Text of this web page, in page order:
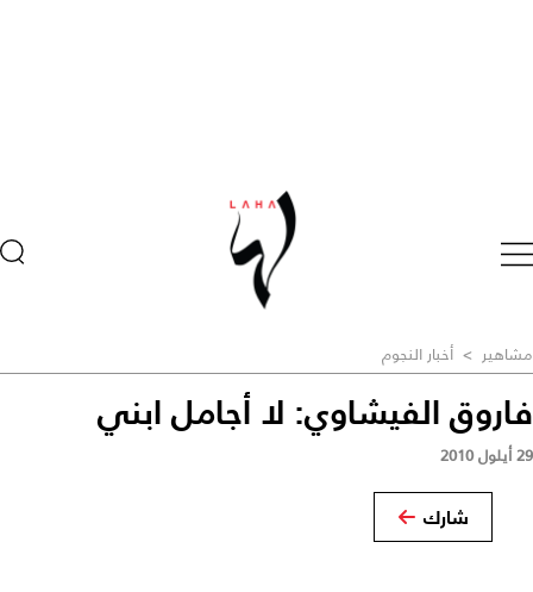
مشاهير > أخبار النجوم
فاروق الفيشاوي: لا أجامل ابني
29 أيلول 2010
شارك